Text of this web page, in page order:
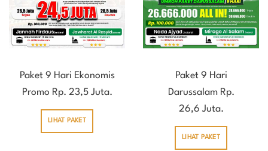
Paket 9 Hari Ekonomis
Promo Rp. 23,5 Juta.
LIHAT PAKET
Paket 9 Hari
Darussalam Rp.
26,6 Juta.
LIHAT PAKET